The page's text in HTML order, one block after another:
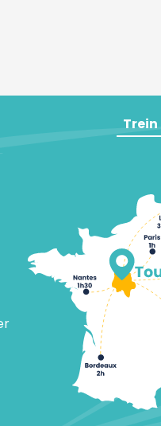
Trein